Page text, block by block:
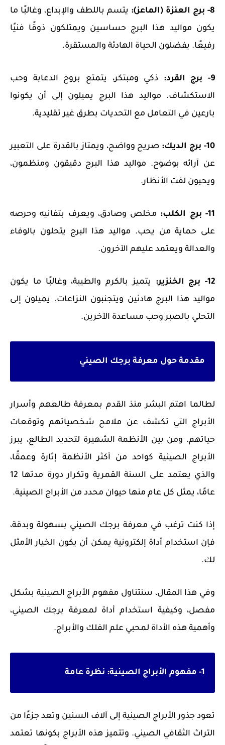
8- برج العنزة (الماعز):
يتسم باللطف والإبداع، وغالبًا ما
يكون مواليد هذا البرج حساسين ويمتلكون ذوقًا فنيًا
رفيعًا. يفضلون الحياة الهادئة والمستقرة.
9- برج القرد:
ذكي ومبتكر، يتمتع بروح الدعابة وحب
الاستكشاف. مواليد هذا البرج يميلون إلى أن يكونوا
بارعين في التعامل مع التحديات بطرق غير تقليدية.
10- برج الديك:
صريح وواضح، ويمتاز بالقدرة على التعبير
عن آرائه بوضوح. مواليد هذا البرج دقيقون ومنظمون،
ويحبون لفت الأنظار.
11- برج الكلب:
مخلص وصادق، ويعرف بتفانيه وحرصه
على حماية من يحب. مواليد هذا البرج يتحلون بالوفاء
والعدالة ويعتمد عليهم الآخرون.
12- برج الخنزير:
يتميز بالكرم والطيبة، وغالبًا ما يكون
مواليد هذا البرج هادئين ويتجنبون النزاعات. يميلون إلى
التحلي بالصبر وحب مساعدة الآخرين.
مقدمة حول معرفة برجك الصيني
لطالما اهتم البشر منذ القدم بمعرفة طالعهم وأسرار
الأبراج التي تكشف عن ملامح شخصياتهم وتوقعات
حياتهم. ومن بين الأنظمة الشهيرة لتحديد الطالع، يبرز
الأبراج الصينية كواحد من أكثر الأنظمة إثارة وعمقًا،
والذي يعتمد على السنة القمرية وتكرار دورة مدتها 12
عامًا، يمثل كل عام منها حيوان محدد من الأبراج الصينية.
إذا كنت ترغب في معرفة برجك الصيني بسهولة وبدقة،
فإن استخدام أداة إلكترونية يمكن أن يكون الخيار الأمثل
لك.
وفي هذا المقال، سنتناول مفهوم الأبراج الصينية بشكل
مفصل، وكيفية استخدام أداة لمعرفة برجك الصيني،
وأهمية هذه الأداة لمحبي علم الفلك والأبراج.
1- مفهوم الأبراج الصينية: نظرة عامة
تعود جذور الأبراج الصينية إلى آلاف السنين وتعد جزءًا من
التراث الثقافي الصيني. وتتميز هذه الأبراج بكونها تعتمد